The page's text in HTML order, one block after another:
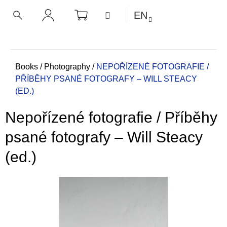
SHOPPING
CART MENUEN
Home
Books / Photography / NEPOŘÍZENÉ FOTOGRAFIE /
PŘÍBĚHY PSANÉ FOTOGRAFY – WILL STEACY
(ED.)
Nepořízené fotografie / Příběhy
psané fotografy – Will Steacy
(ed.)
BACK
BACK
h
a
r
e
o